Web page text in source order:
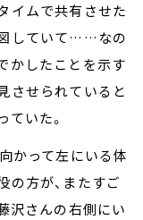
イムで共有させた
図していて……なの
かしたことを示す
させられていると
ていた。
かって左にいる体
の方が、またすご
沢さんの右側にい